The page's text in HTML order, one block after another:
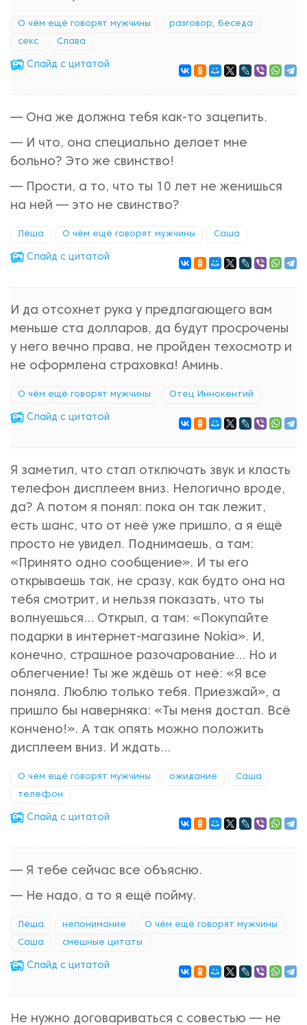
О чём ещё говорят мужчины разговор, беседа
секс Слава
Cлайд с цитатой
— Она же должна тебя как-то зацепить.
— И что, она специально делает мне
больно? Это же свинство!
— Прости, а то, что ты 10 лет не женишься
на ней — это не свинство?
Лёша О чём ещё говорят мужчины Саша
Cлайд с цитатой
И да отсохнет рука у предлагающего вам
меньше ста долларов, да будут просрочены
у него вечно права, не пройден техосмотр и
не оформлена страховка! Аминь.
О чём ещё говорят мужчины Отец Иннокентий
Cлайд с цитатой
Я заметил, что стал отключать звук и класть
телефон дисплеем вниз. Нелогично вроде,
да? А потом я понял: пока он так лежит,
есть шанс, что от неё уже пришло, а я ещё
просто не увидел. Поднимаешь, а там:
«Принято одно сообщение». И ты его
открываешь так, не сразу, как будто она на
тебя смотрит, и нельзя показать, что ты
волнуешься... Открыл, а там: «Покупайте
подарки в интернет-магазине Nokia». И,
конечно, страшное разочарование... Но и
облегчение! Ты же ждёшь от неё: «Я все
поняла. Люблю только тебя. Приезжай», а
пришло бы наверняка: «Ты меня достал. Всё
кончено!». А так опять можно положить
дисплеем вниз. И ждать...
О чём ещё говорят мужчины ожидание Саша
телефон
Cлайд с цитатой
— Я тебе сейчас все объясню.
— Не надо, а то я ещё пойму.
Лёша непонимание О чём ещё говорят мужчины
Саша смешные цитаты
Cлайд с цитатой
Не нужно договариваться с совестью — не